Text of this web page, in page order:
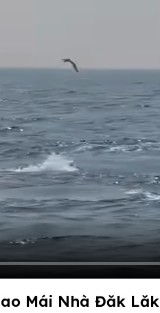
Mái Nhà Đăk Lăk